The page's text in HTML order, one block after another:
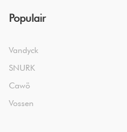
Populair
Vandyck
SNURK
Cawö
Vossen